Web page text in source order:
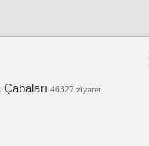
46327 ziyaret